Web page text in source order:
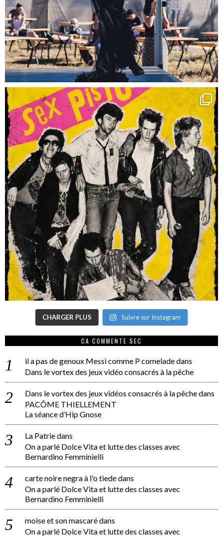
CHARGER PLUS Suivre sur Instagram
CA COMMENTE SEC
il a pas de genoux Messi comme P comeladedans
Dans le vortex des jeux vidéo consacrés à la pêche
Dans le vortex des jeux vidéos consacrés à la pêchedans
PACÔME THIELLEMENT
La séance d’Hip Gnose
La Patriedans
On a parlé Dolce Vita et lutte des classes avec
Bernardino Femminielli
carte noire negra à l'o tiededans
On a parlé Dolce Vita et lutte des classes avec
Bernardino Femminielli
moise et son mascarédans
On a parlé Dolce Vita et lutte des classes avec